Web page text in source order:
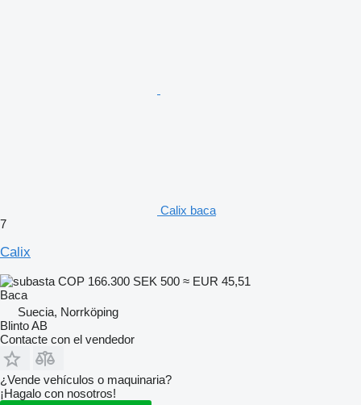
Calix baca
7
Calix
COP 166.300 SEK 500 ≈ EUR 45,51
Baca
Suecia, Norrköping
Blinto AB
Contacte con el vendedor
¿Vende vehículos o maquinaria?
¡Hagalo con nosotros!